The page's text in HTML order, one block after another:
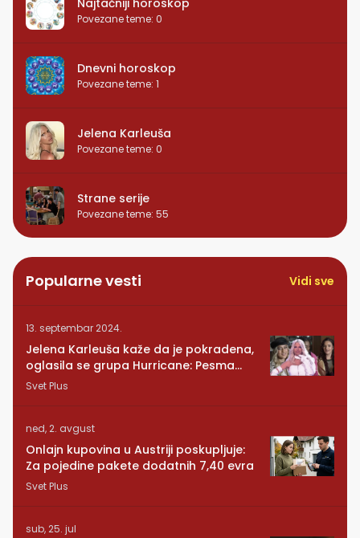
Povezane teme: 0
Dnevni horoskop
Povezane teme: 1
Jelena Karleuša
Povezane teme: 0
Strane serije
Povezane teme: 55
Popularne vesti Vidi sve
13. septembar 2024.
Jelena Karleuša kaže da je pokradena,
oglasila se grupa Hurricane: Pesma
RUNDE je naša!
Svet Plus
ned, 2. avgust
Onlajn kupovina u Austriji poskupljuje:
Za pojedine pakete dodatnih 7,40 evra
Svet Plus
sub, 25. jul